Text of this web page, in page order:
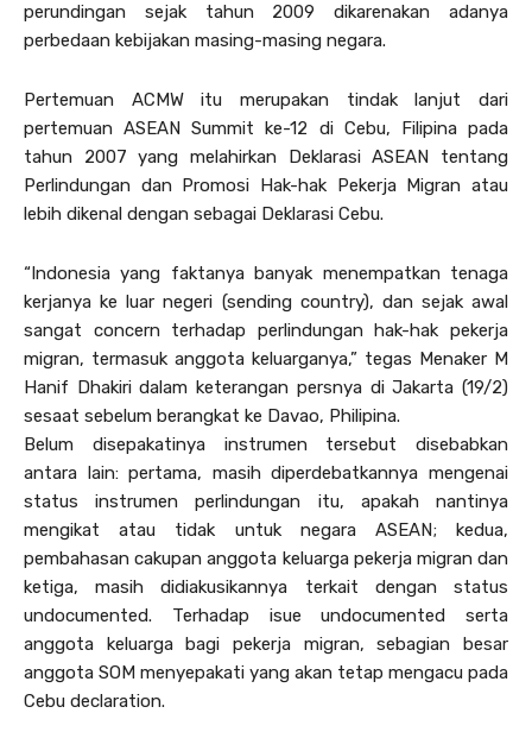
perundingan sejak tahun 2009 dikarenakan adanya
perbedaan kebijakan masing-masing negara.
Pertemuan ACMW itu merupakan tindak lanjut dari
pertemuan ASEAN Summit ke-12 di Cebu, Filipina pada
tahun 2007 yang melahirkan Deklarasi ASEAN tentang
Perlindungan dan Promosi Hak-hak Pekerja Migran atau
lebih dikenal dengan sebagai Deklarasi Cebu.
“Indonesia yang faktanya banyak menempatkan tenaga
kerjanya ke luar negeri (sending country), dan sejak awal
sangat concern terhadap perlindungan hak-hak pekerja
migran, termasuk anggota keluarganya,” tegas Menaker M
Hanif Dhakiri dalam keterangan persnya di Jakarta (19/2)
sesaat sebelum berangkat ke Davao, Philipina.
Belum disepakatinya instrumen tersebut disebabkan
antara lain: pertama, masih diperdebatkannya mengenai
status instrumen perlindungan itu, apakah nantinya
mengikat atau tidak untuk negara ASEAN; kedua,
pembahasan cakupan anggota keluarga pekerja migran dan
ketiga, masih didiakusikannya terkait dengan status
undocumented. Terhadap isue undocumented serta
anggota keluarga bagi pekerja migran, sebagian besar
anggota SOM menyepakati yang akan tetap mengacu pada
Cebu declaration.